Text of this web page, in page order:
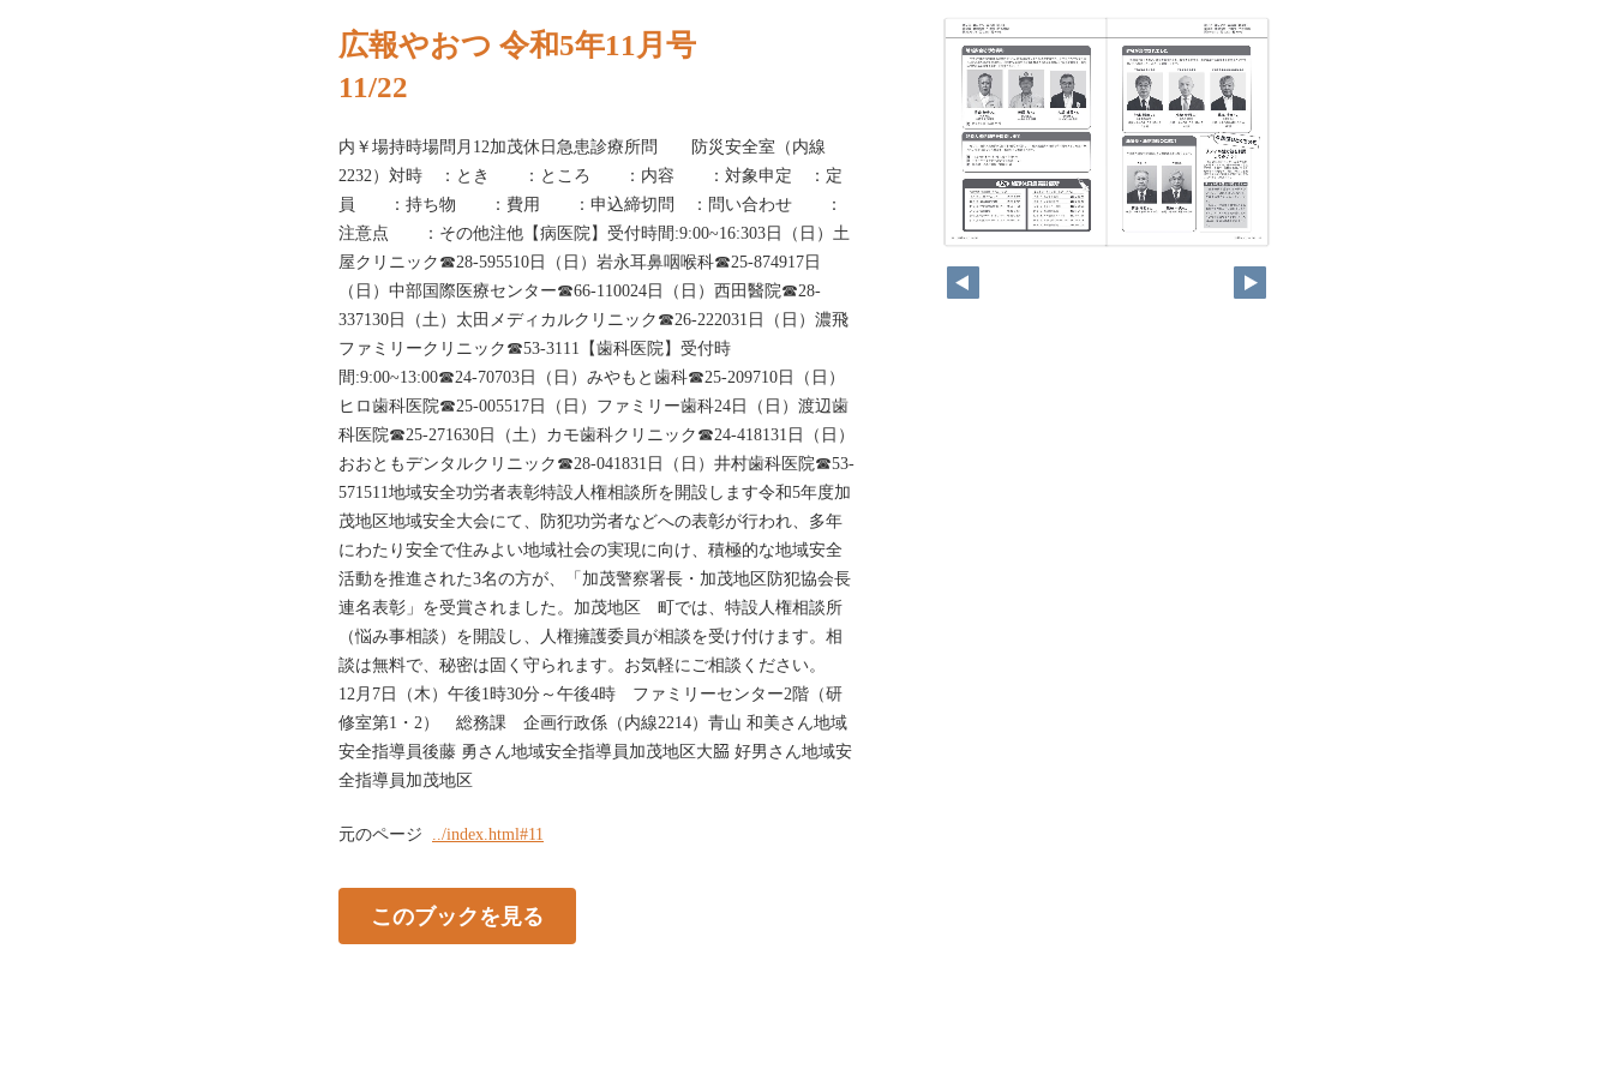
広報やおつ 令和5年11月号
11/22
内￥場持時場問月12加茂休日急患診療所問 防災安全室（内線
2232）対時 ：とき ：ところ ：内容 ：対象申定 ：定
員 ：持ち物 ：費用 ：申込締切問 ：問い合わせ ：
注意点 ：その他注他【病医院】受付時間:9:00~16:303日（日）土
屋クリニック☎28-595510日（日）岩永耳鼻咽喉科☎25-874917日
（日）中部国際医療センター☎66-110024日（日）西田醫院☎28-
337130日（土）太田メディカルクリニック☎26-222031日（日）濃飛
ファミリークリニック☎53-3111【歯科医院】受付時
間:9:00~13:00☎24-70703日（日）みやもと歯科☎25-209710日（日）
ヒロ歯科医院☎25-005517日（日）ファミリー歯科24日（日）渡辺歯
科医院☎25-271630日（土）カモ歯科クリニック☎24-418131日（日）
おおともデンタルクリニック☎28-041831日（日）井村歯科医院☎53-
571511地域安全功労者表彰特設人権相談所を開設します令和5年度加
茂地区地域安全大会にて、防犯功労者などへの表彰が行われ、多年
にわたり安全で住みよい地域社会の実現に向け、積極的な地域安全
活動を推進された3名の方が、「加茂警察署長・加茂地区防犯協会長
連名表彰」を受賞されました。加茂地区 町では、特設人権相談所
（悩み事相談）を開設し、人権擁護委員が相談を受け付けます。相
談は無料で、秘密は固く守られます。お気軽にご相談ください。
12月7日（木）午後1時30分～午後4時 ファミリーセンター2階（研
修室第1・2） 総務課 企画行政係（内線2214）青山 和美さん地域
安全指導員後藤 勇さん地域安全指導員加茂地区大𦚰 好男さん地域安
全指導員加茂地区
元のページ ../index.html#11
このブックを見る